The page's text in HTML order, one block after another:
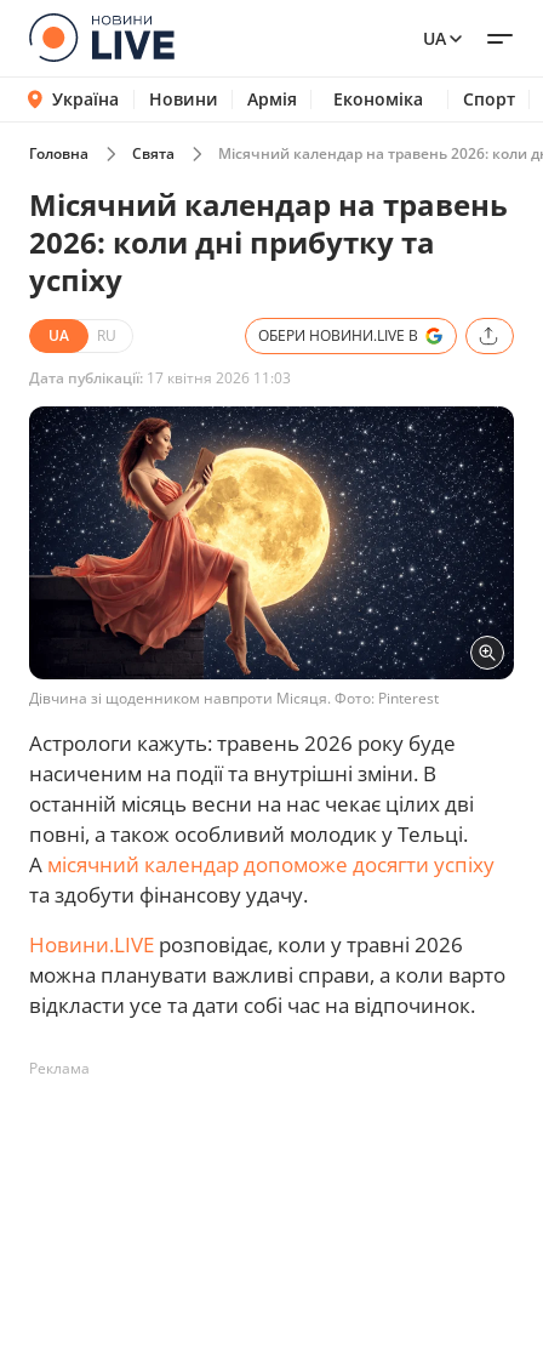
UA
Україна Новини Армія Економіка Спорт
Головна Свята Місячний календар на травень 2026: коли
Місячний календар на травень
2026: коли дні прибутку та
успіху
UA RU ОБЕРИ НОВИНИ.LIVE В
Дата публікації: 17 квітня 2026 11:03
Дівчина зі щоденником навпроти Місяця. Фото: Pinterest
Астрологи кажуть: травень 2026 року буде
насиченим на події та внутрішні зміни. В
останній місяць весни на нас чекає цілих дві
повні, а також особливий молодик у Тельці.
А місячний календар допоможе досягти успіху
та здобути фінансову удачу.
Новини.LIVE розповідає, коли у травні 2026
можна планувати важливі справи, а коли варто
відкласти усе та дати собі час на відпочинок.
Реклама